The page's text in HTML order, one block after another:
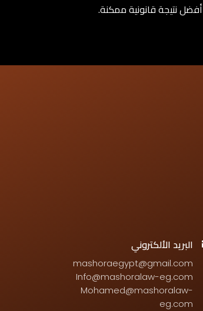
نتيجة قانونية ممكنة.
البريد الألكتروني
mashoraegypt@gmail.com
Info@mashoralaw-eg.com
Mohamed@mashoralaw-
eg.com